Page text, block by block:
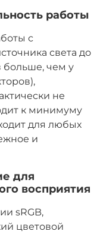
работы
с
света до
больше, чем у
не
к минимуму
для любых
и
для
восприятия
sRGB,
цветовой